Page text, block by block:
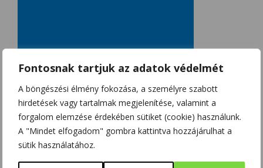
Fontosnak tartjuk az adatok védelmét
A böngészési élmény fokozása, a személyre szabott
hirdetések vagy tartalmak megjelenítése, valamint a
forgalom elemzése érdekében sütiket (cookie) használunk.
A "Mindet elfogadom" gombra kattintva hozzájárulhat a
sütik használatához.